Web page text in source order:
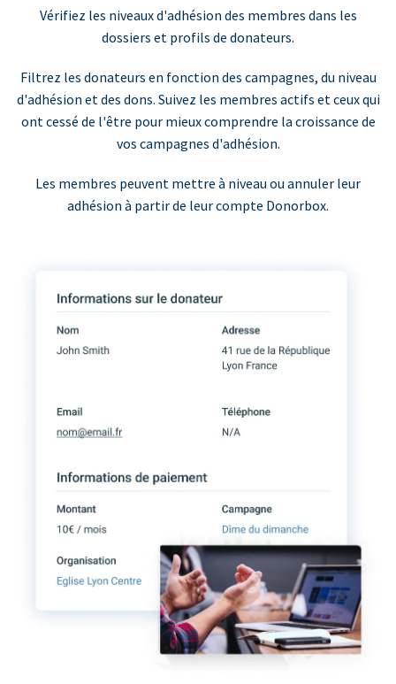
Vérifiez les niveaux d'adhésion des membres dans les
dossiers et profils de donateurs.
Filtrez les donateurs en fonction des campagnes, du niveau
d'adhésion et des dons. Suivez les membres actifs et ceux qui
ont cessé de l'être pour mieux comprendre la croissance de
vos campagnes d'adhésion.
Les membres peuvent mettre à niveau ou annuler leur
adhésion à partir de leur compte Donorbox.